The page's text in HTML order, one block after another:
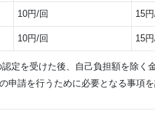
10円/回 15
10円/回 15
定を受けた後、自己負担額を除く
申請を行うために必要となる事項